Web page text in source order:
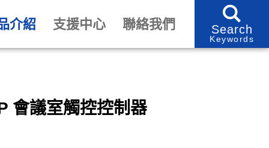
介紹 支援中心 聯絡我們 Search
Keywords
會議室觸控控制器